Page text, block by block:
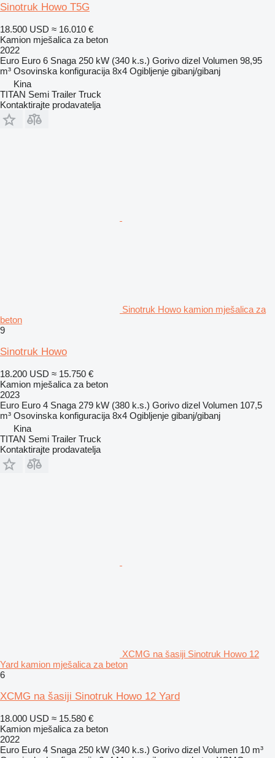
Sinotruk Howo T5G
18.500 USD ≈ 16.010 €
Kamion mješalica za beton
2022
Euro Euro 6 Snaga 250 kW (340 k.s.) Gorivo dizel Volumen 98,95
m³ Osovinska konfiguracija 8x4 Ogibljenje gibanj/gibanj
Kina
TITAN Semi Trailer Truck
Kontaktirajte prodavatelja
Sinotruk Howo kamion mješalica za
beton
9
Sinotruk Howo
18.200 USD ≈ 15.750 €
Kamion mješalica za beton
2023
Euro Euro 4 Snaga 279 kW (380 k.s.) Gorivo dizel Volumen 107,5
m³ Osovinska konfiguracija 8x4 Ogibljenje gibanj/gibanj
Kina
TITAN Semi Trailer Truck
Kontaktirajte prodavatelja
XCMG na šasiji Sinotruk Howo 12
Yard kamion mješalica za beton
6
XCMG na šasiji Sinotruk Howo 12 Yard
18.000 USD ≈ 15.580 €
Kamion mješalica za beton
2022
Euro Euro 4 Snaga 250 kW (340 k.s.) Gorivo dizel Volumen 10 m³